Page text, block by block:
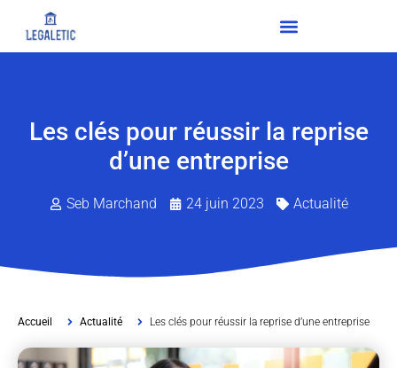
Les clés pour réussir la reprise
d’une entreprise
Seb Marchand 24 juin 2023 Actualité
Accueil Actualité Les clés pour réussir la reprise d’une entreprise